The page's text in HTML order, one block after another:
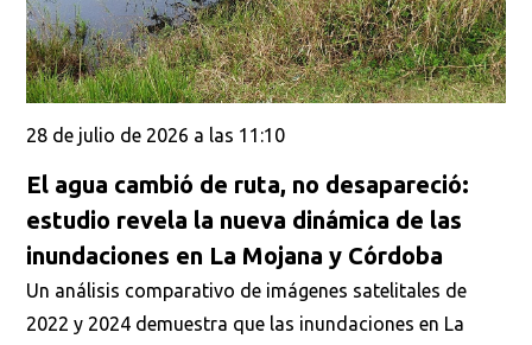
28 de julio de 2026 a las 11:10
El agua cambió de ruta, no desapareció:
estudio revela la nueva dinámica de las
inundaciones en La Mojana y Córdoba
Un análisis comparativo de imágenes satelitales de
2022 y 2024 demuestra que las inundaciones en La